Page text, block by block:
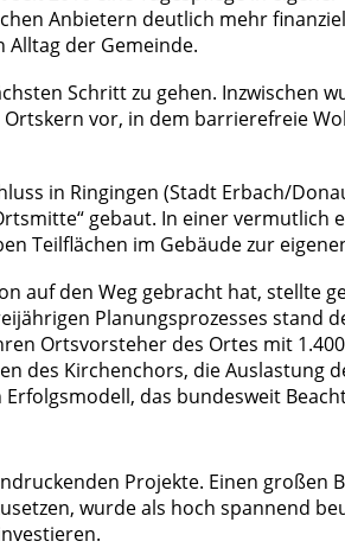
Anbietern deutlich mehr
der Gemeinde.
Schritt zu gehen. Inzwischen
vor, in dem barrierefreie
in Ringingen (Stadt Erbach/
gebaut. In einer
Teilflächen im Gebäude zur
auf den Weg gebracht hat, stellte
Planungsprozesses
Ortsvorsteher des Ortes mit
des Kirchenchors, die Auslastung
das bundesweit
Projekte. Einen
wurde als hoch spannend